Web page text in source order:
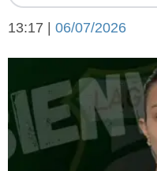
Arte y cultura
Economía y campo
Sociedad y tiempo
libre
13:17 | 06/07/2026